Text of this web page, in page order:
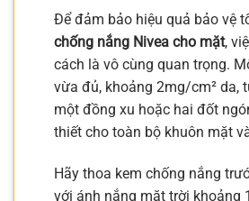
Để đảm bảo hiệu quả bảo vệ
chống nắng Nivea cho mặt,
cách là vô cùng quan trọng.
vừa đủ, khoảng 2mg/cm² da,
một đồng xu hoặc hai đốt
thiết cho toàn bộ khuôn mặt
Hãy thoa kem chống nắng
với ánh nắng mặt trời khoảng